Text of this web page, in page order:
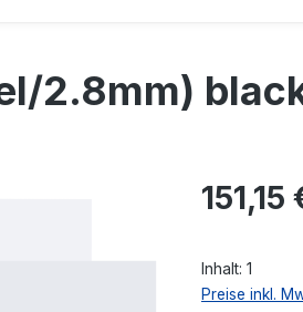
2.8mm)
Regulärer
151,15
Inhalt: 1
Preise inkl.